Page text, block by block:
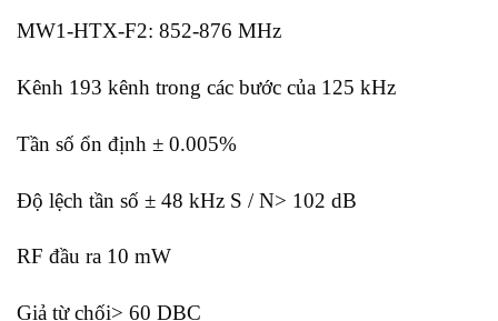
MW1-HTX-F2: 852-876 MHz
Kênh 193 kênh trong các bước của 125 kHz
Tần số ổn định ± 0.005%
Độ lệch tần số ± 48 kHz S / N> 102 dB
RF đầu ra 10 mW
Giả từ chối> 60 DBC